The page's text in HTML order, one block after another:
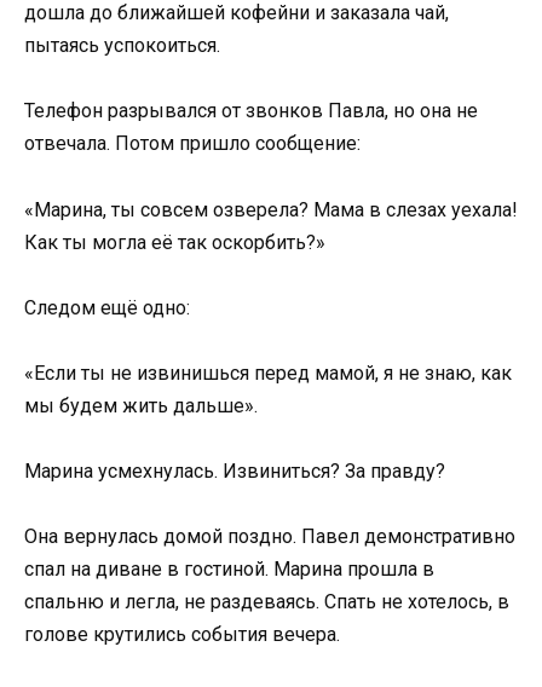
дошла до ближайшей кофейни и заказала чай,
пытаясь успокоиться.
Телефон разрывался от звонков Павла, но она не
отвечала. Потом пришло сообщение:
«Марина, ты совсем озверела? Мама в слезах уехала!
Как ты могла её так оскорбить?»
Следом ещё одно:
«Если ты не извинишься перед мамой, я не знаю, как
мы будем жить дальше».
Марина усмехнулась. Извиниться? За правду?
Она вернулась домой поздно. Павел демонстративно
спал на диване в гостиной. Марина прошла в
спальню и легла, не раздеваясь. Спать не хотелось, в
голове крутились события вечера.